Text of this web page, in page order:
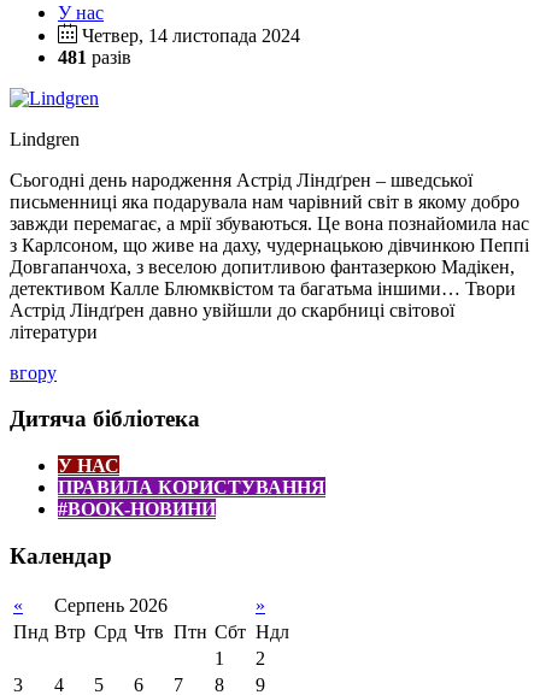
У нас
Четвер, 14 листопада 2024
481 разів
Lindgren
Сьогодні день народження Астрід Ліндґрен – шведської
письменниці яка подарувала нам чарівний світ в якому добро
завжди перемагає, а мрії збуваються. Це вона познайомила нас
з Карлсоном, що живе на даху, чудернацькою дівчинкою Пеппі
Довгапанчоха, з веселою допитливою фантазеркою Мадікен,
детективом Калле Блюмквістом та багатьма іншими… Твори
Астрід Ліндґрен давно увійшли до скарбниці світової
літератури
вгору
Дитяча бібліотека
У НАС
ПРАВИЛА КОРИСТУВАННЯ
#BOOK-НОВИНИ
Календар
« Серпень 2026
»
Пнд Втр Срд Чтв Птн Сбт Ндл
1
2
3
4 5 6 7 8
9